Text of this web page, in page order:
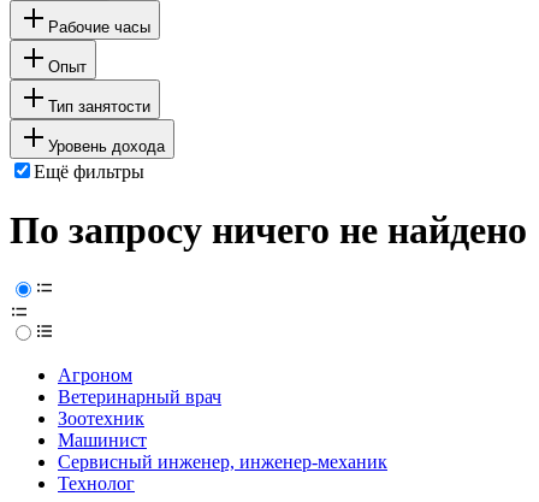
Рабочие часы
Опыт
Тип занятости
Уровень дохода
Ещё фильтры
По запросу ничего не найдено
Агроном
Ветеринарный врач
Зоотехник
Машинист
Сервисный инженер, инженер-механик
Технолог